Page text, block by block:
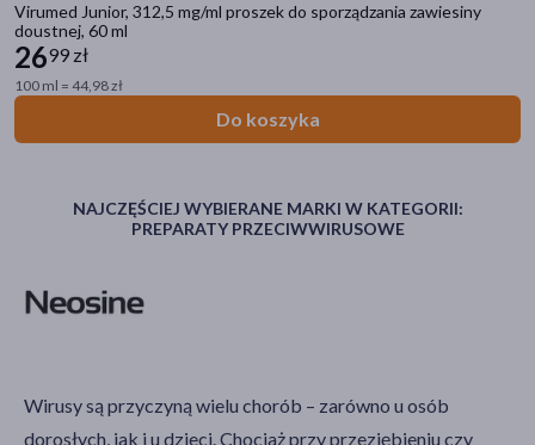
Virumed Junior, 312,5 mg/ml proszek do sporządzania zawiesiny
doustnej, 60 ml
2699 zł
100 ml = 44,98 zł
Do koszyka
pokaż więcej
NAJCZĘŚCIEJ WYBIERANE MARKI W KATEGORII:
PREPARATY PRZECIWWIRUSOWE
Wirusy są przyczyną wielu chorób – zarówno u osób
dorosłych, jak i u dzieci. Chociaż przy przeziębieniu czy